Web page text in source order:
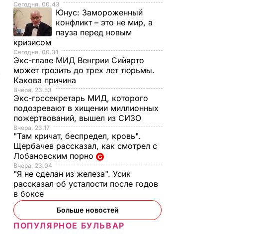
Сегодня, 00.43
Юнус: Замороженный
конфликт – это не мир, а
пауза перед новым
кризисом
Сегодня, 00.31
Экс-главе МИД Венгрии Сийярто
может грозить до трех лет тюрьмы.
Какова причина
Вчера, 23.53
Экс-госсекретарь МИД, которого
подозревают в хищении миллионных
пожертвований, вышел из СИЗО
Вчера, 23.17
"Там кричат, беспредел, кровь".
Щербачев рассказал, как смотрел с
Лобановским порно
Вчера, 23.04
"Я не сделан из железа". Усик
рассказал об усталости после годов
в боксе
Больше новостей
ПОПУЛЯРНОЕ БУЛЬВАР